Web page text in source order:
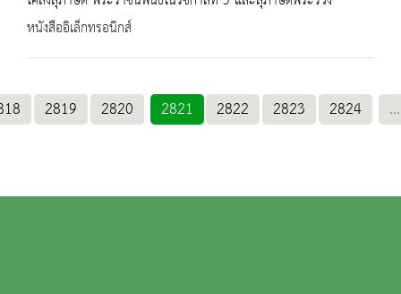
หนังสืออิเล็กทรอนิกส์
2819 2820 2821 2822 2823 2824 ...